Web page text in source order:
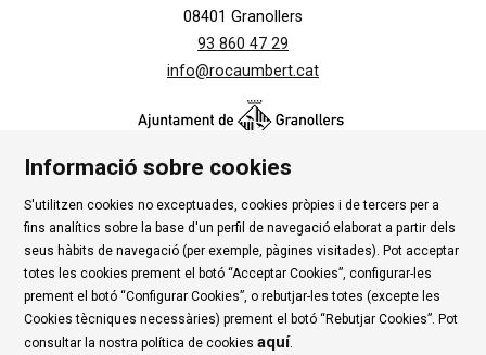
08401 Granollers
93 860 47 29
info@rocaumbert.cat
Contacte | Instància Genèrica | Alta Tercers
|
Ús de Cookies
| Política de privadesa | Avís Legal
|
Condicions d'ús Roca Umbert
Link a rssLink a instagramLink a youtubeLink a twitter
Link
Informació sobre cookies
S'utilitzen cookies no exceptuades, cookies pròpies i de tercers per a
fins analítics sobre la base d'un perfil de navegació elaborat a partir dels
seus hàbits de navegació (per exemple, pàgines visitades). Pot acceptar
totes les cookies prement el botó “Acceptar Cookies”, configurar-les
prement el botó “Configurar Cookies”, o rebutjar-les totes (excepte les
Cookies tècniques necessàries) prement el botó “Rebutjar Cookies”. Pot
consultar la nostra política de cookies aquí.